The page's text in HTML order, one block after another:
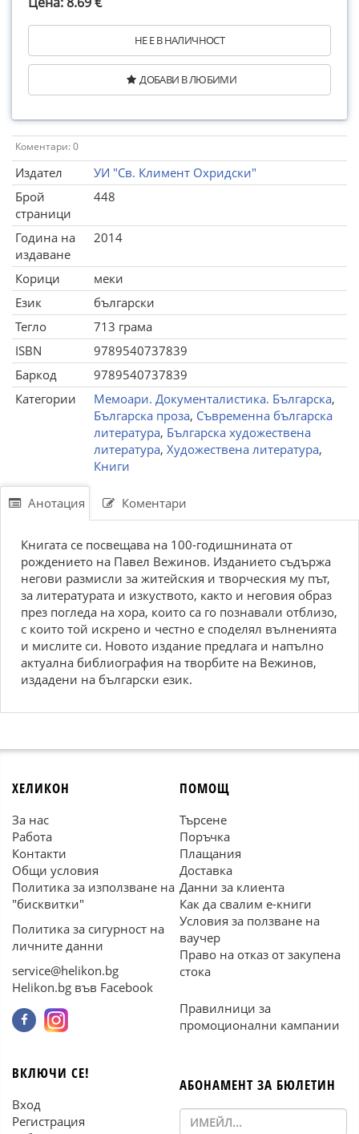
НЕ Е В НАЛИЧНОСТ
ДОБАВИ В ЛЮБИМИ
Коментари: 0
Издател
УИ "Св. Климент Охридски"
Брой
страници
448
Година на
издаване
2014
Корици
меки
Език
български
Тегло
713 грама
ISBN
9789540737839
Баркод
9789540737839
Категории
Мемоари. Документалистика. Българска,
Българска проза, Съвременна българска
литература, Българска художествена
литература, Художествена литература,
Книги
Анотация Коментари
Книгата се посвещава на 100-годишнината от
рождението на Павел Вежинов. Изданието съдържа
негови размисли за житейския и творческия му път,
за литературата и изкуството, както и неговия образ
през погледа на хора, които са го познавали отблизо,
с които той искрено и честно е споделял вълненията
и мислите си. Новото издание предлага и напълно
актуална библиография на творбите на Вежинов,
издадени на български език.
ХЕЛИКОН
За нас
Работа
Контакти
Общи условия
Политика за използване на
"бисквитки"
Политика за сигурност на
личните данни
service@helikon.bg
Helikon.bg във Facebook
ПОМОЩ
Търсене
Поръчка
Плащания
Доставка
Данни за клиента
Как да свалим е-книги
Условия за ползване на
ваучер
Право на отказ от закупена
стока
Правилници за
промоционални кампании
ВКЛЮЧИ СЕ!
Вход
Регистрация
АБОНАМЕНТ ЗА БЮЛЕТИН